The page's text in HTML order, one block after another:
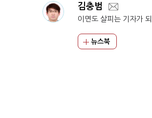
김충범
이면도 살피는 기자가
뉴스북